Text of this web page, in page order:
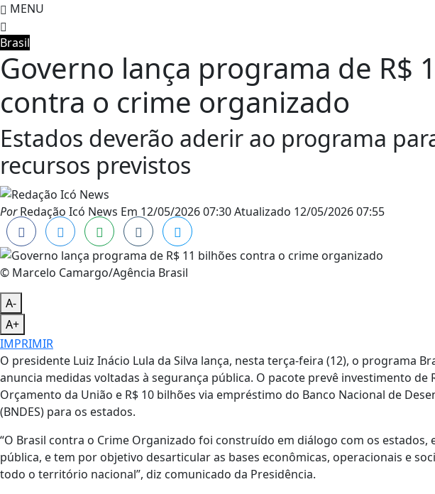
MENU
Brasil
Governo lança programa de R$
contra o crime organizado
Estados deverão aderir ao programa
recursos previstos
PorRedação Icó News Em 12/05/2026 07:30Atualizado 12/05/2026 07:55
© Marcelo Camargo/Agência Brasil
A-
A+
IMPRIMIR
O presidente Luiz Inácio Lula da Silva lança, nesta terça-feira (12), o programa
anuncia medidas voltadas à segurança pública. O pacote prevê investimento de
Orçamento da União e R$ 10 bilhões via empréstimo do Banco Nacional de
(BNDES) para os estados.
“O Brasil contra o Crime Organizado foi construído em diálogo com os estados,
pública, e tem por objetivo desarticular as bases econômicas, operacionais e
todo o território nacional”, diz comunicado da Presidência.